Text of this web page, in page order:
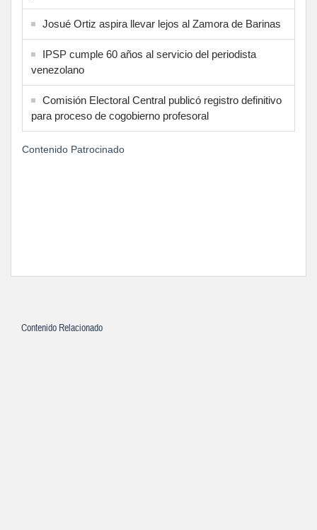
Josué Ortiz aspira llevar lejos al Zamora de Barinas
IPSP cumple 60 años al servicio del periodista
venezolano
Comisión Electoral Central publicó registro definitivo
para proceso de cogobierno profesoral
Contenido Patrocinado
Contenido Relacionado